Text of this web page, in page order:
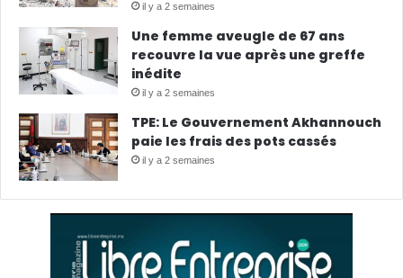
il y a 2 semaines
Une femme aveugle de 67 ans
recouvre la vue après une greffe
inédite
il y a 2 semaines
TPE: Le Gouvernement Akhannouch
paie les frais des pots cassés
il y a 2 semaines